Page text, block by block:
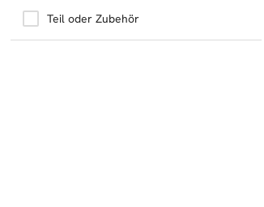
Teil oder Zubehör